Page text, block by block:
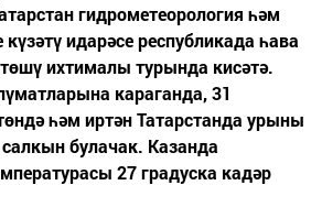
гидрометеорология һәм
идарәсе республикада һава
ихтималы турында кисәтә.
караганда, 31
һәм иртән Татарстанда урыны
булачак. Казанда
27 градуска кадәр